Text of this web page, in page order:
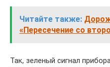
Читайте также:
«Пересечение со
Так, зеленый сигнал